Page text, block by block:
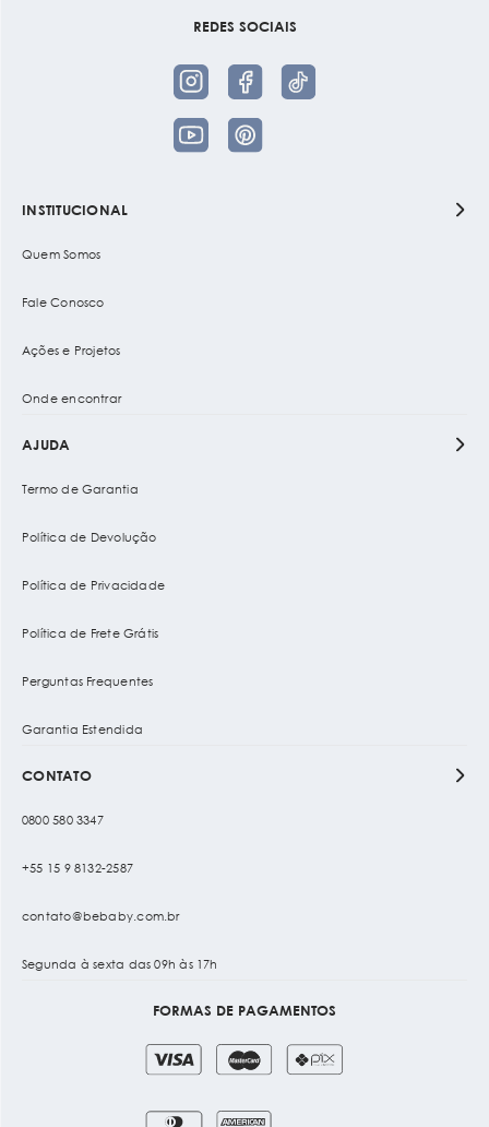
REDES SOCIAIS
INSTITUCIONAL
Quem Somos
Fale Conosco
Ações e Projetos
Onde encontrar
AJUDA
Termo de Garantia
Política de Devolução
Política de Privacidade
Política de Frete Grátis
Perguntas Frequentes
Garantia Estendida
CONTATO
0800 580 3347
+55 15 9 8132-2587
contato@bebaby.com.br
Segunda à sexta das 09h às 17h
FORMAS DE PAGAMENTOS